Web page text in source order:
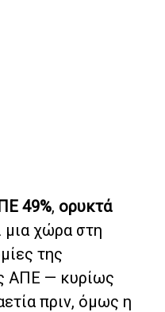
49%, ορυκτά
μια χώρα στη
της
ΑΠΕ — κυρίως
πριν, όμως η